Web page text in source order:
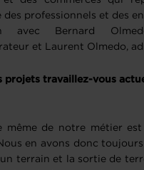
des professionnels et des
avec Bernard
et Laurent Olmedo,
projets travaillez-vous
même de notre métier
en avons donc
terrain et la sortie de